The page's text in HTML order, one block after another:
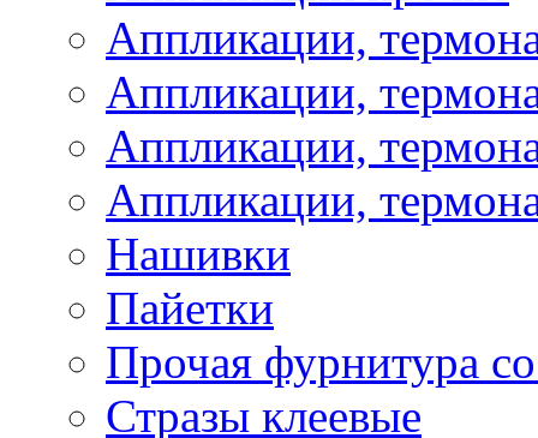
Аппликации,
Аппликации,
Аппликации,
Аппликации,
Нашивки
Пайетки
Прочая фурнитура
Стразы клеевые